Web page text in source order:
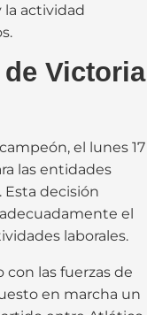
la actividad
Victoria
el lunes 17
las entidades
decisión
el
laborales.
las fuerzas de
en marcha un